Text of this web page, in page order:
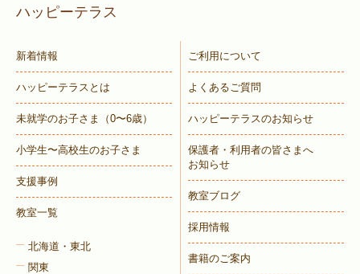
ハッピーテラス
新着情報
ハッピーテラスとは
未就学のお子さま （0〜6歳）
小学生〜高校生のお子さま
支援事例
教室一覧
北海道・東北
関東
ご利用について
よくあるご質問
ハッピーテラスのお知らせ
保護者・利用者の皆さまへ
お知らせ
教室ブログ
採用情報
書籍のご案内